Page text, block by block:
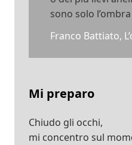
sono solo
Franco Battiato,
Mi preparo
Chiudo gli occhi,
mi concentro sul